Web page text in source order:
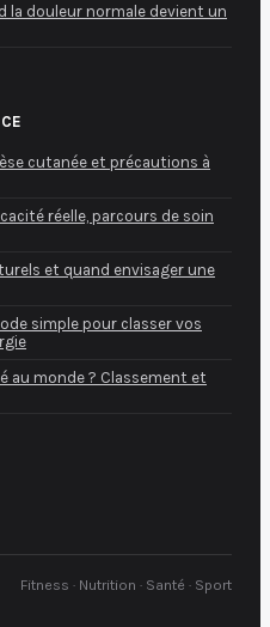
la douleur normale devient un
cutanée et précautions à
réelle, parcours de soin
et quand envisager une
simple pour classer vos
au monde ? Classement et
Fitness · Nutrition · Santé · Sport